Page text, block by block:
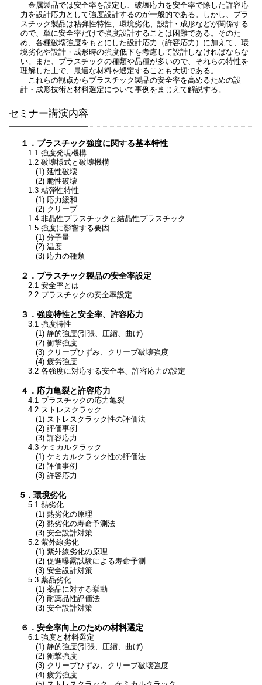
金属製品では安全率を設定し、破壊応力を安全率で除した許容応
力を設計応力として強度設計するのが一般的である。しかし、プラ
スチック製品は粘弾性特性、環境劣化、設計・成形などが関係する
ので、単に安全率だけで強度設計することは困難である。そのた
め、各種破壊強度をもとにした設計応力（許容応力）に加えて、環
境劣化や設計・成形時の強度低下を考慮して設計しなければならな
い。また、プラスチックの種類や品種が多いので、それらの特性を
理解した上で、最適な材料を選定することも大切である。
これらの観点からプラスチック製品の安全率を高めるための設
計・成形技術と材料選定について事例をまじえて解説する。
セミナー講演内容
１．プラスチック強度に関する基本特性
1.1 強度発現機構
1.2 破壊様式と破壊機構
(1) 延性破壊
(2) 脆性破壊
1.3 粘弾性特性
(1) 応力緩和
(2) クリープ
1.4 非晶性プラスチックと結晶性プラスチック
1.5 強度に影響する要因
(1) 分子量
(2) 温度
(3) 応力の種類
２．プラスチック製品の安全率設定
2.1 安全率とは
2.2 プラスチックの安全率設定
３．強度特性と安全率、許容応力
3.1 強度特性
(1) 静的強度(引張、圧縮、曲げ)
(2) 衝撃強度
(3) クリープひずみ、クリープ破壊強度
(4) 疲労強度
3.2 各強度に対応する安全率、許容応力の設定
４．応力亀裂と許容応力
4.1 プラスチックの応力亀裂
4.2 ストレスクラック
(1) ストレスクラック性の評価法
(2) 評価事例
(3) 許容応力
4.3 ケミカルクラック
(1) ケミカルクラック性の評価法
(2) 評価事例
(3) 許容応力
5．環境劣化
5.1 熱劣化
(1) 熱劣化の原理
(2) 熱劣化の寿命予測法
(3) 安全設計対策
5.2 紫外線劣化
(1) 紫外線劣化の原理
(2) 促進曝露試験による寿命予測
(3) 安全設計対策
5.3 薬品劣化
(1) 薬品に対する挙動
(2) 耐薬品性評価法
(3) 安全設計対策
６．安全率向上のための材料選定
6.1 強度と材料選定
(1) 静的強度(引張、圧縮、曲げ)
(2) 衝撃強度
(3) クリープひずみ、クリープ破壊強度
(4) 疲労強度